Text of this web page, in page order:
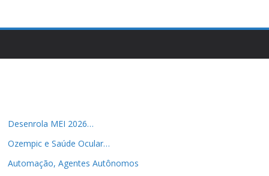
Desenrola MEI 2026…
Ozempic e Saúde Ocular…
Automação, Agentes Autônomos